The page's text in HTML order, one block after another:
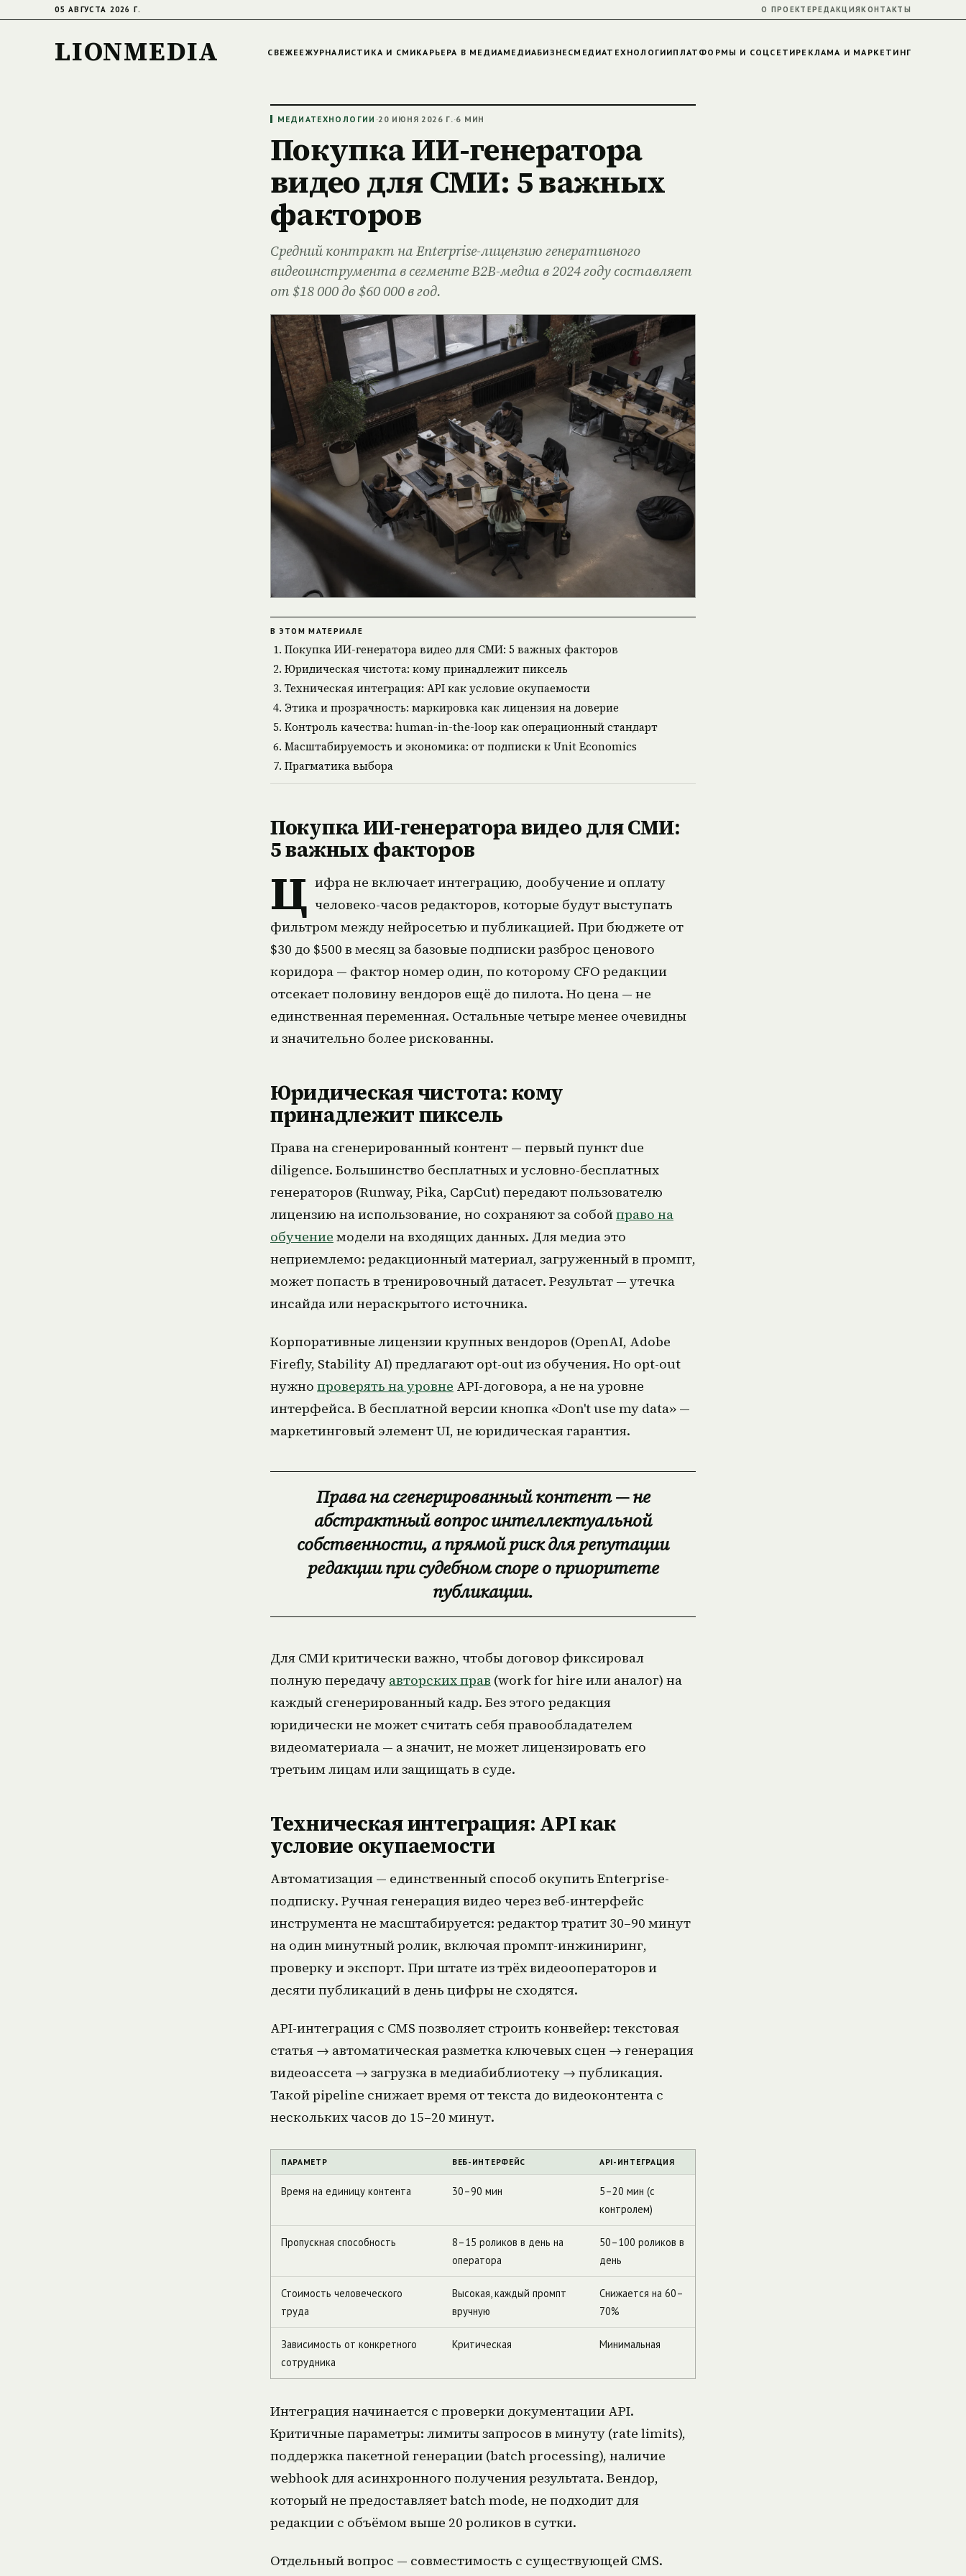
05 АВГУСТА 2026 Г. О ПРОЕКТЕРЕДАКЦИЯКОНТАКТЫ
LIONMEDIA СВЕЖЕЕ ЖУРНАЛИСТИКА И СМИКАРЬЕРА В МЕДИАМЕДИАБИЗНЕСМЕДИАТЕХНОЛОГИИПЛАТФОРМЫ И СОЦСЕТИРЕКЛАМА И МАРКЕТИНГ
МЕДИАТЕХНОЛОГИИ ·20 ИЮНЯ 2026 Г.·6 МИН
Покупка ИИ-генератора
видео для СМИ: 5 важных
факторов
Средний контракт на Enterprise-лицензию генеративного
видеоинструмента в сегменте B2B-медиа в 2024 году составляет
от $18 000 до $60 000 в год.
В ЭТОМ МАТЕРИАЛЕ
Покупка ИИ-генератора видео для СМИ: 5 важных факторов
Юридическая чистота: кому принадлежит пиксель
Техническая интеграция: API как условие окупаемости
Этика и прозрачность: маркировка как лицензия на доверие
Контроль качества: human-in-the-loop как операционный стандарт
Масштабируемость и экономика: от подписки к Unit Economics
Прагматика выбора
Покупка ИИ-генератора видео для СМИ:
5 важных факторов
Ц ифра не включает интеграцию, дообучение и оплату
человеко-часов редакторов, которые будут выступать
фильтром между нейросетью и публикацией. При бюджете от
$30 до $500 в месяц за базовые подписки разброс ценового
коридора — фактор номер один, по которому CFO редакции
отсекает половину вендоров ещё до пилота. Но цена — не
единственная переменная. Остальные четыре менее очевидны
и значительно более рискованны.
Юридическая чистота: кому
принадлежит пиксель
Права на сгенерированный контент — первый пункт due
diligence. Большинство бесплатных и условно-бесплатных
генераторов (Runway, Pika, CapCut) передают пользователю
лицензию на использование, но сохраняют за собойправо на
обучение модели на входящих данных. Для медиа это
неприемлемо: редакционный материал, загруженный в промпт,
может попасть в тренировочный датасет. Результат — утечка
инсайда или нераскрытого источника.
Корпоративные лицензии крупных вендоров (OpenAI, Adobe
Firefly, Stability AI) предлагают opt-out из обучения. Но opt-out
нужно проверять на уровне API-договора, а не на уровне
интерфейса. В бесплатной версии кнопка «Don't use my data» —
маркетинговый элемент UI, не юридическая гарантия.
Права на сгенерированный контент — не
абстрактный вопрос интеллектуальной
собственности, а прямой риск для репутации
редакции при судебном споре о приоритете
публикации.
Для СМИ критически важно, чтобы договор фиксировал
полную передачу авторских прав (work for hire или аналог) на
каждый сгенерированный кадр. Без этого редакция
юридически не может считать себя правообладателем
видеоматериала — а значит, не может лицензировать его
третьим лицам или защищать в суде.
Техническая интеграция: API как
условие окупаемости
Автоматизация — единственный способ окупить Enterprise-
подписку. Ручная генерация видео через веб-интерфейс
инструмента не масштабируется: редактор тратит 30–90 минут
на один минутный ролик, включая промпт-инжиниринг,
проверку и экспорт. При штате из трёх видеооператоров и
десяти публикаций в день цифры не сходятся.
API-интеграция с CMS позволяет строить конвейер: текстовая
статья → автоматическая разметка ключевых сцен → генерация
видеоассета → загрузка в медиабиблиотеку → публикация.
Такой pipeline снижает время от текста до видеоконтента с
нескольких часов до 15–20 минут.
ПАРАМЕТР ВЕБ-ИНТЕРФЕЙС API-ИНТЕГРАЦИЯ
Время на единицу контента 30–90 мин
5–20 мин (с
контролем)
Пропускная способность
8–15 роликов в день на
оператора
50–100 роликов в
день
Стоимость человеческого
труда
Высокая, каждый промпт
вручную
Снижается на 60–
70%
Зависимость от конкретного
сотрудника
Критическая Минимальная
Интеграция начинается с проверки документации API.
Критичные параметры: лимиты запросов в минуту (rate limits),
поддержка пакетной генерации (batch processing), наличие
webhook для асинхронного получения результата. Вендор,
который не предоставляет batch mode, не подходит для
редакции с объёмом выше 20 роликов в сутки.
Отдельный вопрос — совместимость с существующей CMS.